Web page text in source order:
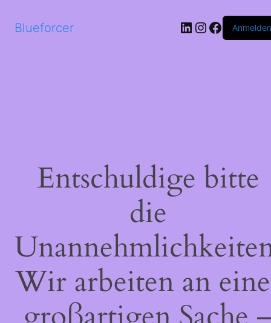
Blueforcer LinkedIn
Instagram
Anmelden
Entschuldige bitte
die
Wir arbeiten an